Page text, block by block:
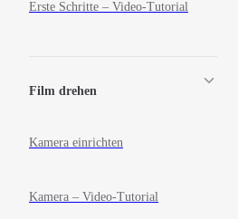
Erste Schritte – Video-Tutorial
Film drehen
Kamera einrichten
Kamera – Video-Tutorial